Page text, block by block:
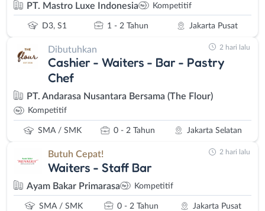
PT. Mastro Luxe Indonesia Kompetitif
D3, S1 1 - 2 Tahun Jakarta Pusat
Dibutuhkan
Cashier - Waiters - Bar - Pastry
Chef
PT. Andarasa Nusantara Bersama (The Flour)
Kompetitif
SMA / SMK 0 - 2 Tahun Jakarta Selatan
2 hari lalu
Butuh Cepat!
Waiters - Staff Bar
Ayam Bakar Primarasa Kompetitif
SMA / SMK 0 - 2 Tahun Jakarta Pusat
2 hari lalu